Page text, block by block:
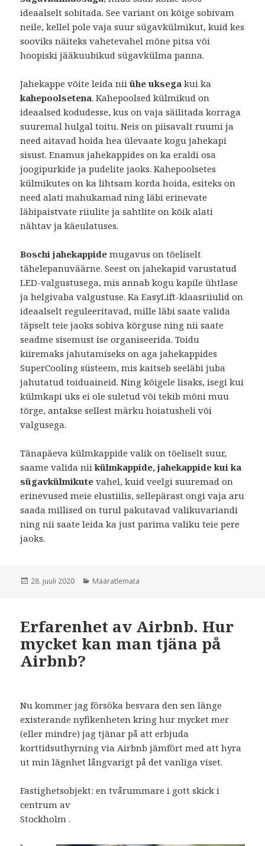
ideaalselt sobitada. See variant on kõige sobivam
neile, kellel pole vaja suur sügavkülmikut, kuid kes
sooviks näiteks vahetevahel mõne pitsa või
hoopiski jääkuubikud sügavkülma panna.
Jahekappe võite leida niiühe uksega kui ka
kahepoolsetena. Kahepoolsed külmikud on
ideaalsed kodudesse, kus on vaja säilitada korraga
suuremal hulgal toitu. Neis on piisavalt ruumi ja
need aitavad hoida hea ülevaate kogu jahekapi
sisust. Enamus jahekappides on ka eraldi osa
joogipurkide ja pudelite jaoks. Kahepoolsetes
külmikutes on ka lihtsam korda hoida, esiteks on
need alati mahukamad ning läbi erinevate
läbipaistvate riiulite ja sahtlite on kõik alati
nähtav ja käeulatuses.
Boschijahekappide mugavus on tõeliselt
tähelepanuväärne. Seest on jahekapid varustatud
LED-valgustusega, mis annab kogu kapile ühtlase
ja helgivaba valgustuse. Ka EasyLift-klaasriiulid on
ideaalselt reguleeritavad, mille läbi saate valida
täpselt teie jaoks sobiva kõrguse ning nii saate
seadme sisemust ise organiseerida. Toidu
kiiremaks jahutamiseks on aga jahekappides
SuperCooling süsteem, mis kaitseb seeläbi juba
jahutatud toiduaineid. Ning kõigele lisaks, isegi kui
külmkapi uks ei ole suletud või tekib mõni muu
tõrge, antakse sellest märku hoiatusheli või
valgusega.
Tänapäeva külmkappide valik on tõeliselt suur,
saame valida niikülmkappide, jahekappide kui ka
sügavkülmikute vahel, kuid veelgi suuremad on
erinevused meie elustiilis, sellepärast ongi vaja aru
saada millised on turul pakutavad valikuvariandi
ning nii saate leida ka just parima valiku teie pere
jaoks.
Postitatud
28. juuli 2020 Rubriigid
Määratlemata
Erfarenhet av Airbnb. Hur
mycket kan man tjäna på
Airbnb?
Nu kommer jag försöka besvara den sen länge
existerande nyfikenheten kring hur mycket mer
(eller mindre) jag tjänar på att erbjuda
korttidsuthyrning via Airbnb jämfört med att hyra
ut min lägnhet långvarigt på det vanliga viset.
Fastighetsobjekt: en tvårummare i gott skick i
centrum av
Stockholm .